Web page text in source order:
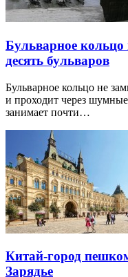
Бульварное
десять бульваров
Бульварное кольцо не
и проходит через
занимает почти…
Китай-город
Зарядье